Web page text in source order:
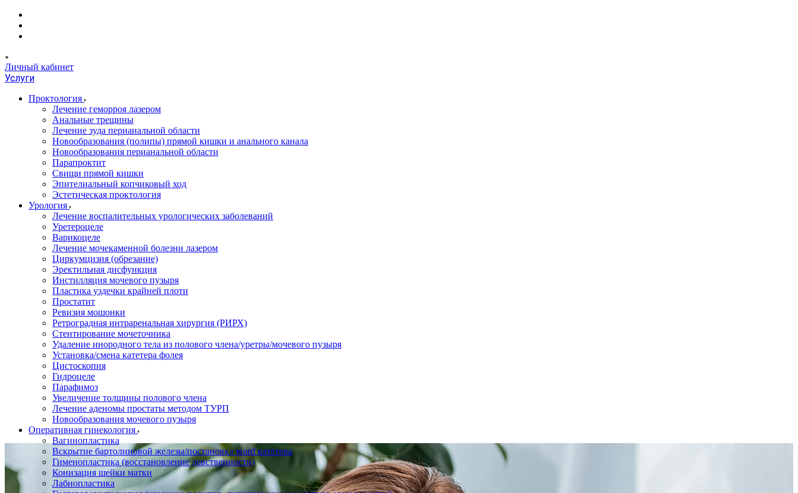
Личный кабинет
Услуги
Проктология
Лечение геморроя лазером
Анальные трещины
Лечение зуда перианальной области
Новообразования (полипы) прямой кишки и анального канала
Новообразования перианальной области
Парапроктит
Свищи прямой кишки
Эпителиальный копчиковый ход
Эстетическая проктология
Урология
Лечение воспалительных урологических заболеваний
Уретероцеле
Варикоцеле
Лечение мочекаменной болезни лазером
Циркумцизия (обрезание)
Эректильная дисфункция
Инстилляция мочевого пузыря
Пластика уздечки крайней плоти
Простатит
Ревизия мошонки
Ретроградная интраренальная хирургия (РИРХ)
Стентирование мочеточника
Удаление инородного тела из полового члена/уретры/мочевого пузыря
Установка/смена катетера фолея
Цистоскопия
Гидроцеле
Парафимоз
Увеличение толщины полового члена
Лечение аденомы простаты методом ТУРП
Новообразования мочевого пузыря
Оперативная гинекология
Вагинопластика
Вскрытие бартолиновой железы/постановка word катетера
Гименопластика (восстановление девственности)
Конизация шейки матки
Лабиопластика